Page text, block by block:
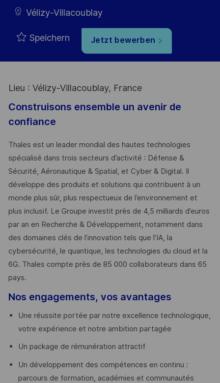
Vélizy-Villacoublay
Speichern Jetzt bewerben
Lieu : Vélizy-Villacoublay, France
Construisons ensemble un avenir de
confiance
Thales est un leader mondial des hautes technologies
spécialisé dans trois secteurs d’activité : Défense &
Sécurité, Aéronautique & Spatial, et Cyber & Digital. Il
développe des produits et solutions qui contribuent à un
monde plus sûr, plus respectueux de l’environnement et
plus inclusif. Le Groupe investit près de 4,5 milliards d’euros
par an en Recherche & Développement, notamment dans
des domaines clés de l’innovation tels que l’IA, la
cybersécurité, le quantique, les technologies du cloud et la
6G. Thales compte près de 85 000 collaborateurs dans 65
pays. ​
Nos engagements, vos avantages
Une réussite portée par notre excellence technologique,
votre expérience et notre ambition partagée
Un package de rémunération attractif
Un développement des compétences en continu :
parcours de formation, académies et communautés